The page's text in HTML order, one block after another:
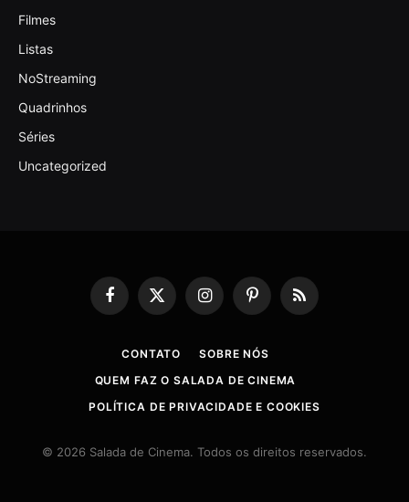
Filmes
Listas
NoStreaming
Quadrinhos
Séries
Uncategorized
Facebook
X
InstagramPinterestRSS
CONTATO
SOBRE NÓS
QUEM FAZ O SALADA DE CINEMA
POLÍTICA DE PRIVACIDADE E COOKIES
© 2026 Salada de Cinema. Todos os direitos reservados.